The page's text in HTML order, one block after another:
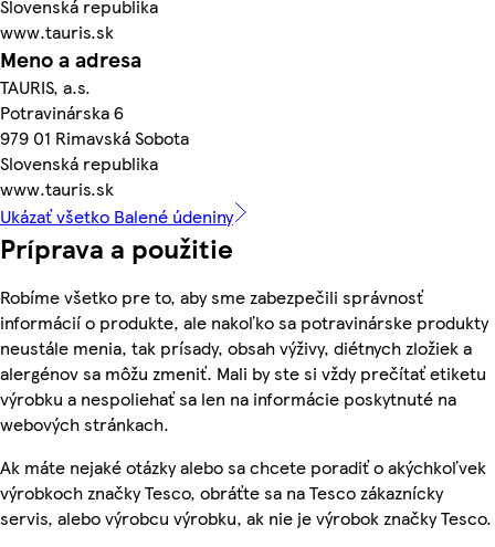
Slovenská republika
www.tauris.sk
Meno a adresa
TAURIS, a.s.
Potravinárska 6
979 01 Rimavská Sobota
Slovenská republika
www.tauris.sk
Ukázať všetko Balené údeniny
Príprava a použitie
Robíme všetko pre to, aby sme zabezpečili správnosť
informácií o produkte, ale nakoľko sa potravinárske produkty
neustále menia, tak prísady, obsah výživy, diétnych zložiek a
alergénov sa môžu zmeniť. Mali by ste si vždy prečítať etiketu
výrobku a nespoliehať sa len na informácie poskytnuté na
webových stránkach.
Ak máte nejaké otázky alebo sa chcete poradiť o akýchkoľvek
výrobkoch značky Tesco, obráťte sa na Tesco zákaznícky
servis, alebo výrobcu výrobku, ak nie je výrobok značky Tesco.